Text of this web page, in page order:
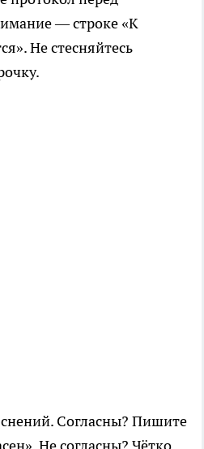
— строке «К
Не стесняйтесь
Согласны? Пишите